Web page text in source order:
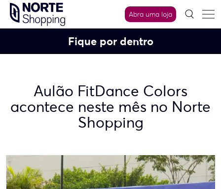
Skip
content
Abra uma loja
Fique por dentro
Aulão FitDance Colors
acontece neste mês no Norte
Shopping